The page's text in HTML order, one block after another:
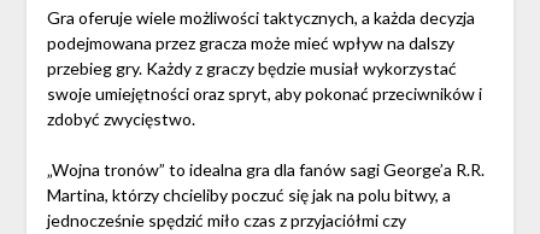
Gra oferuje wiele możliwości taktycznych, a każda decyzja
podejmowana przez gracza może mieć wpływ na dalszy
przebieg gry. Każdy z graczy będzie musiał wykorzystać
swoje umiejętności oraz spryt, aby pokonać przeciwników i
zdobyć zwycięstwo.
„Wojna tronów” to idealna gra dla fanów sagi George’a R.R.
Martina, którzy chcieliby poczuć się jak na polu bitwy, a
jednocześnie spędzić miło czas z przyjaciółmi czy